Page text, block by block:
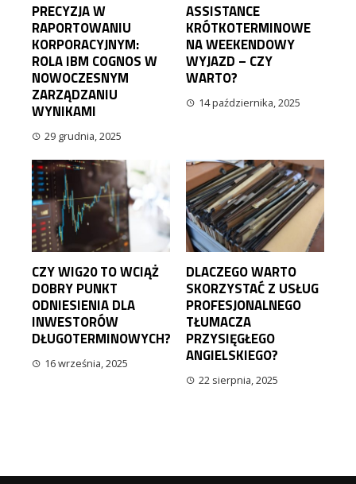
PRECYZJA W
RAPORTOWANIU
KORPORACYJNYM:
ROLA IBM COGNOS W
NOWOCZESNYM
ZARZĄDZANIU
WYNIKAMI
29 grudnia, 2025
ASSISTANCE
KRÓTKOTERMINOWE
NA WEEKENDOWY
WYJAZD – CZY
WARTO?
14 października, 2025
CZY WIG20 TO WCIĄŻ
DOBRY PUNKT
ODNIESIENIA DLA
INWESTORÓW
DŁUGOTERMINOWYCH?
16 września, 2025
DLACZEGO WARTO
SKORZYSTAĆ Z USŁUG
PROFESJONALNEGO
TŁUMACZA
PRZYSIĘGŁEGO
ANGIELSKIEGO?
22 sierpnia, 2025